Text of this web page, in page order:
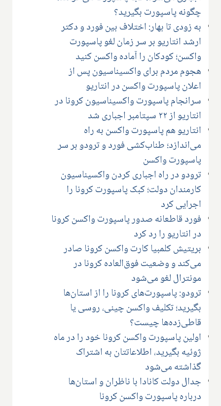
چگونه پاسپورت بگیرید؟
به زودی تا بهار: اختلاف بین فورد و دکتر
ارشد انتاریو بر سر زمان لغو پاسپورت
واکسن؛ کودکان را آماده واکسن کنید
هجوم مردم برای واکسیناسیون پس از
اعلان پاسپورت واکسن در انتاریو
سرانجام پاسپورت واکسیناسیون کرونا در
انتاریو از ۲۲ سپتامبر اجباری شد
انتاریو هم پاسپورت واکسن به راه
می‌اندازد؛ طناب‌کشی فورد و ترودو بر سر
پاسپورت واکسن
ترودو در راه اجباری کردن واکسیناسیون
کارمندان دولت؛ کبک پاسپورت کرونا را
اجرایی کرد
فورد قاطعانه صدور پاسپورت واکسن کرونا
در انتاریو را رد کرد
بریتیش کلمبیا کارت واکسن کرونا صادر
می‌کند و وضعیت فوق‌العاده کرونا در
مونترال لغو می‌شود
ترودو: پاسپورت‌های کرونا را از استان‌ها
بگیرید؛ تکلیف واکسن چینی، روسی یا
قاطی‌زده‌ها چیست؟
اولین پاسپورت واکسن کرونا خود را در ماه
ژوئیه بگیرید، اطلاعاتتان به اشتراک
گذاشته می‌شود
جدال دولت کانادا با ناظران و استان‌ها
درباره پاسپورت واکسن کرونا